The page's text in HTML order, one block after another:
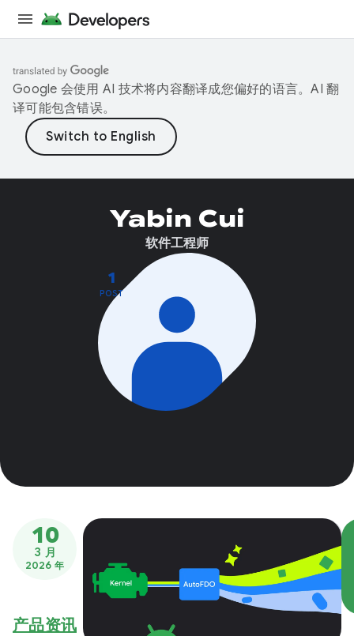
Google 会使用 AI 技术将内容翻译成您偏好的语言。AI 翻
译可能包含错误。
1
POST
Yabin Cui
软件工程师
10
3 月
2026 年
产品资讯